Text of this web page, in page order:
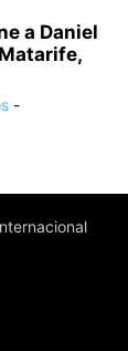
a Daniel
-